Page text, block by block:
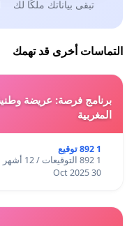
تبقى بياناتك ملكًا لك
التماسات أخرى قد تهمك
برنامج فرصة: عريضة
المغربية
1 892 توقيع
1 892 التوقيعات / 12 أشهر
30 Oct 2025